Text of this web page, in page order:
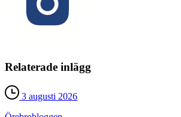
Relaterade inlägg
3 augusti 2026